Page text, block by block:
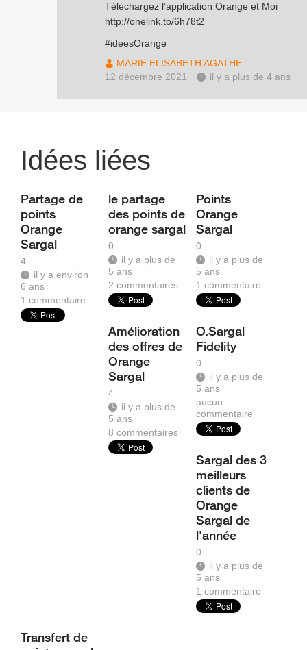
Téléchargez l’application Orange et Moi
http://onelink.to/6h78t2
#ideesOrange
MARIE ELISABETH AGATHE
12 décembre 2021
il y a plus de 4 ans
Idées liées
Partage de
points
Orange
Sargal
4
il y a environ
6 ans
1 commentaire
le partage
des points de
orange sargal
0
il y a plus de
5 ans
2commentaires
Points
Orange
Sargal
0
il y a plus de
5 ans
1commentaire
Amélioration
des offres de
Orange
Sargal
4
il y a plus de
5 ans
8commentaires
O.Sargal
Fidelity
0
il y a plus de
5 ans
aucun
commentaire
Sargal des 3
meilleurs
clients de
Orange
Sargal de
l'année
0
il y a plus de
5 ans
1commentaire
Transfert de